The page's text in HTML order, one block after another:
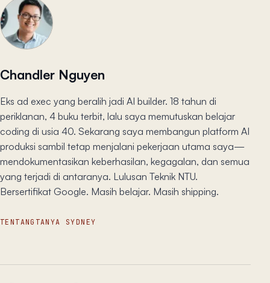
Chandler Nguyen
Eks ad exec yang beralih jadi AI builder. 18 tahun di
periklanan, 4 buku terbit, lalu saya memutuskan belajar
coding di usia 40. Sekarang saya membangun platform AI
produksi sambil tetap menjalani pekerjaan utama saya—
mendokumentasikan keberhasilan, kegagalan, dan semua
yang terjadi di antaranya. Lulusan Teknik NTU.
Bersertifikat Google. Masih belajar. Masih shipping.
TENTANG TANYA SYDNEY